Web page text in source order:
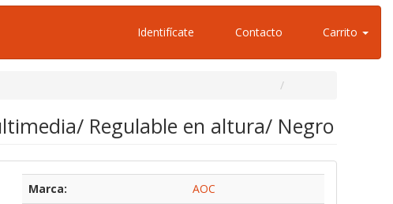
Identifícate Contacto Carrito
Regulable en altura/ Negro
Marca:
AOC